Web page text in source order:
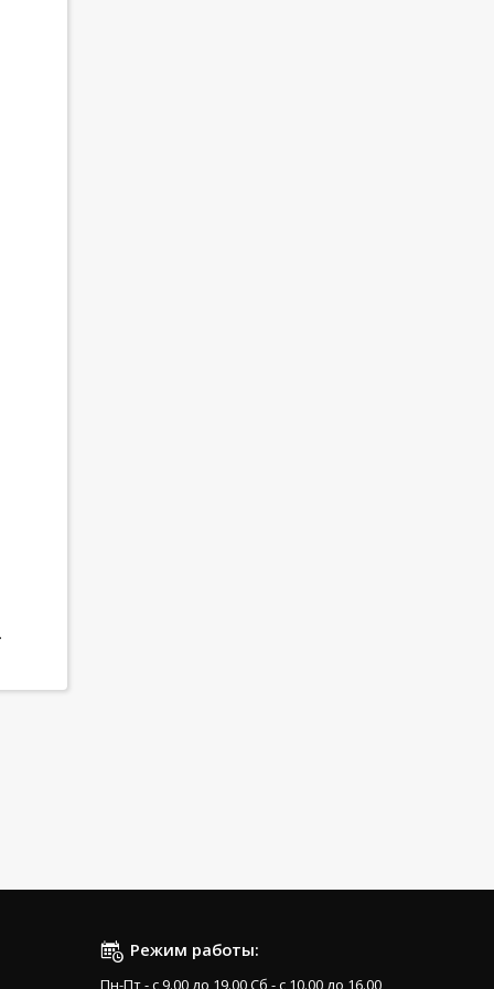
Режим работы:
Пн-Пт - с 9.00 до 19.00 Сб - с 10.00 до 16.00